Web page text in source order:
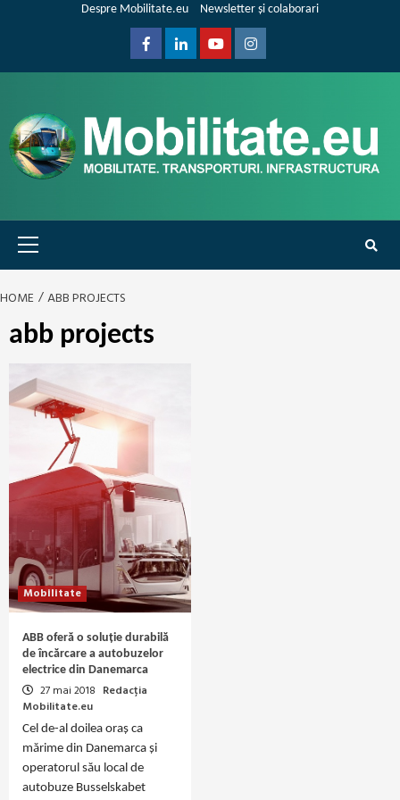
Despre Mobilitate.eu Newsletter și colaborari
FacebookLinkedinYoutubeInstagram
Primary
Menu
HOME ABB PROJECTS
abb projects
Mobilitate
ABB oferă o soluție durabilă
de încărcare a autobuzelor
electrice din Danemarca
27 mai 2018 Redacția
Mobilitate.eu
Cel de-al doilea oraș ca
mărime din Danemarca și
operatorul său local de
autobuze Busselskabet